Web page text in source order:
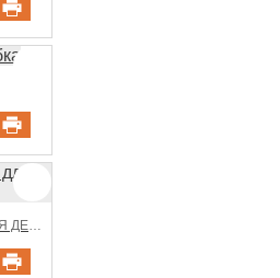
ЯЩИК РАСКРАСКА ДЛЯ ДЕТЕЙ